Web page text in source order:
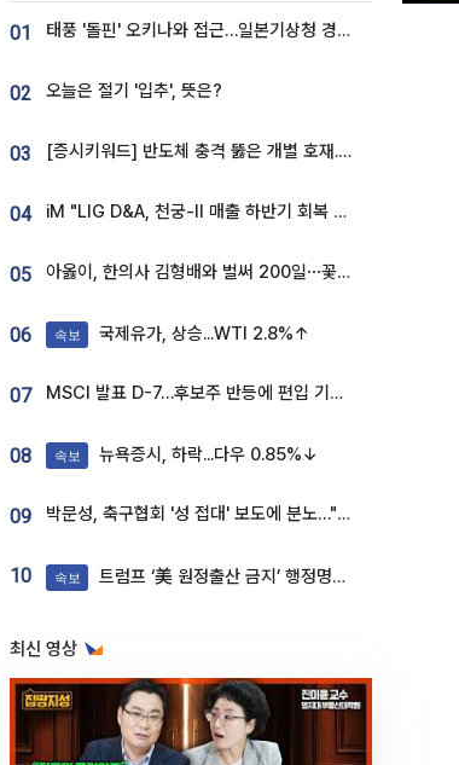
01 태풍 '돌핀' 오키나와 접근…일본기상청 경로 업데이트
02 오늘은 절기 '입추', 뜻은?
03 [증시키워드] 반도체 충격 뚫은 개별 호재...포스코퓨처엠·에코프로·한화솔루션 '눈길'
04 iM "LIG D&A, 천궁-II 매출 하반기 회복 전망…방산 톱픽 유지"
05 아옳이, 한의사 김형배와 벌써 200일⋯꽃다발 들고 "프러포즈 아냐"
06 속보 국제유가, 상승...WTI 2.8%↑
07 MSCI 발표 D-7…후보주 반등에 편입 기대 재점화
08 속보 뉴욕증시, 하락...다우 0.85%↓
09 박문성, 축구협회 '성 접대' 보도에 분노…"다 말아먹으려고 작정했나"
10 속보 트럼프 ‘美 원정출산 금지’ 행정명령 서명
최신 영상